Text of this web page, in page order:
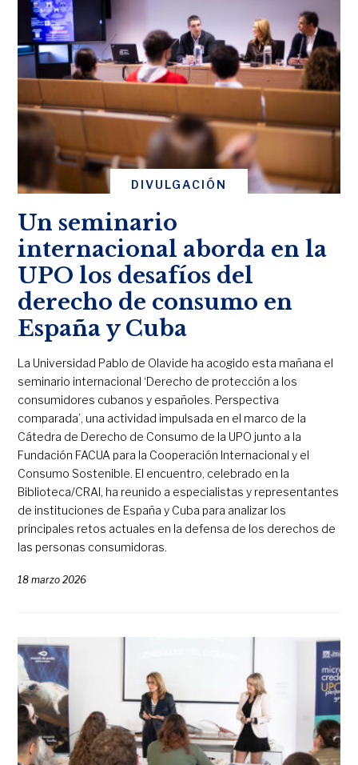
DIVULGACIÓN
Un seminario
internacional aborda en la
UPO los desafíos del
derecho de consumo en
España y Cuba
La Universidad Pablo de Olavide ha acogido esta mañana el
seminario internacional ‘Derecho de protección a los
consumidores cubanos y españoles. Perspectiva
comparada’, una actividad impulsada en el marco de la
Cátedra de Derecho de Consumo de la UPO junto a la
Fundación FACUA para la Cooperación Internacional y el
Consumo Sostenible. El encuentro, celebrado en la
Biblioteca/CRAI, ha reunido a especialistas y representantes
de instituciones de España y Cuba para analizar los
principales retos actuales en la defensa de los derechos de
las personas consumidoras.
18 marzo 2026